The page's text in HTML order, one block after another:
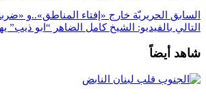
السابق الحريريّة خارج «إفتاء المناطق»..و
التالي بالفيديو: الشيخ كامل الضاهر “ابو ذيب”
شاهد أيضاً